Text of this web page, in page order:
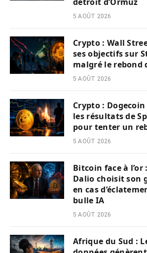
5 AOÛT 2026
Crypto : Wall
ses objectifs sur
malgré le rebond
5 AOÛT 2026
Crypto :
les résultats de
pour tenter un
5 AOÛT 2026
Bitcoin face à l’or
Dalio choisit son
en cas
bulle IA
5 AOÛT 2026
Afrique du Sud :